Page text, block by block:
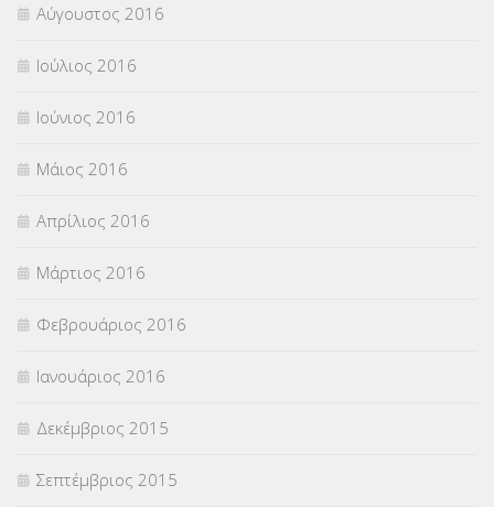
Αύγουστος 2016
Ιούλιος 2016
Ιούνιος 2016
Μάιος 2016
Απρίλιος 2016
Μάρτιος 2016
Φεβρουάριος 2016
Ιανουάριος 2016
Δεκέμβριος 2015
Σεπτέμβριος 2015